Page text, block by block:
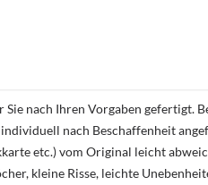
nach Ihren Vorgaben gefertigt.
nach Beschaffenheit
etc.) vom Original leicht
kleine Risse, leichte